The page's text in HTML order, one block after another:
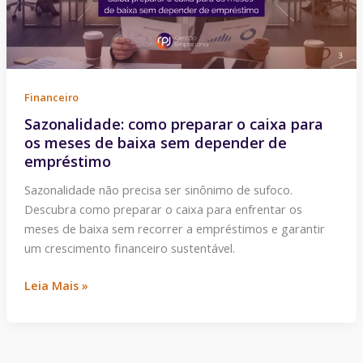
Financeiro
Sazonalidade: como preparar o caixa para
os meses de baixa sem depender de
empréstimo
Sazonalidade não precisa ser sinônimo de sufoco.
Descubra como preparar o caixa para enfrentar os
meses de baixa sem recorrer a empréstimos e garantir
um crescimento financeiro sustentável.
os
meses
de
baixa
sem
de
empréstimo
Leia Mais »